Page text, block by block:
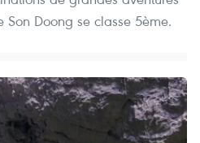
Doong se classe 5ème.